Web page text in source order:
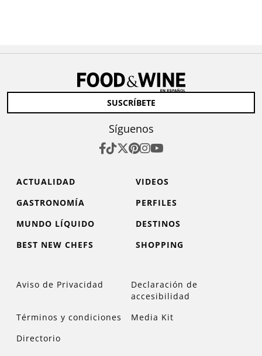
SUSCRÍBETE
Síguenos
ACTUALIDAD
VIDEOS
GASTRONOMÍA
PERFILES
MUNDO LÍQUIDO
DESTINOS
BEST NEW CHEFS
SHOPPING
Aviso de Privacidad
Declaración de
accesibilidad
Términos y condiciones
Media Kit
Directorio